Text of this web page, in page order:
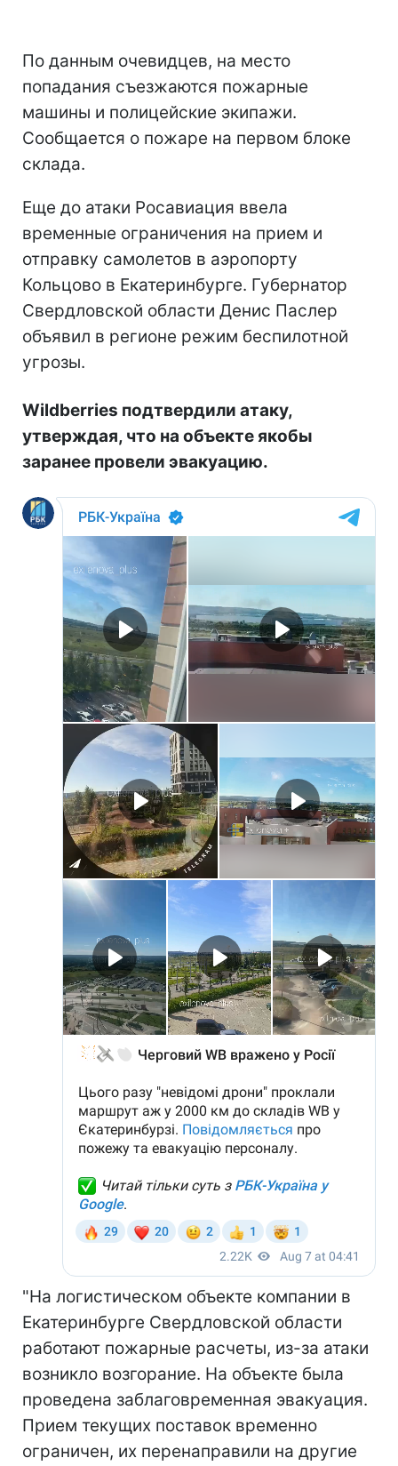
По данным очевидцев, на место
попадания съезжаются пожарные
машины и полицейские экипажи.
Сообщается о пожаре на первом блоке
склада.
Еще до атаки Росавиация ввела
временные ограничения на прием и
отправку самолетов в аэропорту
Кольцово в Екатеринбурге. Губернатор
Свердловской области Денис Паслер
объявил в регионе режим беспилотной
угрозы.
Wildberries подтвердили атаку,
утверждая, что на объекте якобы
заранее провели эвакуацию.
"На логистическом объекте компании в
Екатеринбурге Свердловской области
работают пожарные расчеты, из-за атаки
возникло возгорание. На объекте была
проведена заблаговременная эвакуация.
Прием текущих поставок временно
ограничен, их перенаправили на другие